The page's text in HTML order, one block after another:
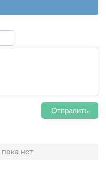
Отправить
нет